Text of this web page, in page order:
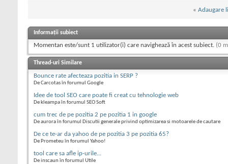
« Adaugare
Informații subiect
Momentan este/sunt 1 utilizator(i) care navighează în acest subiect. (0
Thread-uri Similare
Bounce rate afecteaza pozitia in SERP ?
De Carcotas în forumul Google
Idee de tool SEO care poate fi creat cu tehnologie web
De kleampa în forumul SEO Soft
cum trec de pe pozitia 2 pe pozitia 1 in google
De aurora în forumul Discutii generale privind optimizarea si motoarele de cautare
De ce te-ar da yahoo de pe pozitia 3 pe pozitia 65?
De Prometeu în forumul Yahoo!
tool care sa afle ip-urile...
De inscaun în forumul Utile